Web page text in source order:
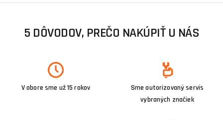
5 DÔVODOV, PREČO NAKÚPIŤ U NÁS
V obore sme už 15 rokov
Sme autorizovaný servis
vybraných značiek